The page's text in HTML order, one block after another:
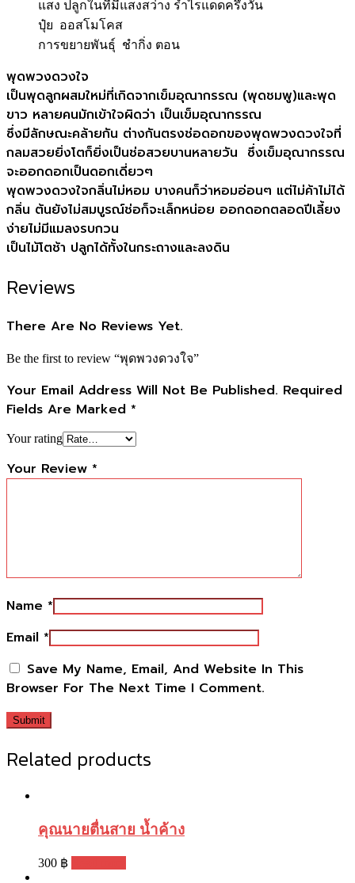
แสง ปลูกในที่มีแสงสว่าง รำไรแดดครึ่งวัน
ปุ๋ย ออสโมโคส
การขยายพันธุ์ ชำกิ่ง ตอน
พุดพวงดวงใจ
เป็นพุดลูกผสมใหม่ที่เกิดจากเข็มอุณากรรณ (พุดชมพู)​และพุด
ขาว หลายคนมักเข้าใจผิดว่า เป็นเข็มอุณากรรณ
ซึ่งมีลักษณะคล้ายกัน ต่างกันตรงช่อดอกของพุดพวงดวงใจที่
กลมสวยยิ่งโตก็ยิ่งเป็นช่อสวยบานหลายวัน ซึ่งเข็มอุณากรรณ
จะออกดอกเป็นดอกเดี่ยวๆ
พุดพวงดวงใจกลิ่นไม่หอม บางคนก็ว่าหอมอ่อนๆ แต่ไม่ค้าไม่ได้
กลิ่น ต้นยังไม่สมบูรณ์ช่อก็จะเล็กหน่อย ออกดอกตลอดปีเลี้ยง
ง่ายไม่มีแมลงรบกวน
เป็นไม้โตช้า ปลูกได้ทั้งในกระถางและลงดิน
Reviews
There Are No Reviews Yet.
Be the first to review “พุดพวงดวงใจ”
Your Email Address Will Not Be Published. Required
Fields Are Marked *
Your rating
Your Review *
Name *
Email *
Save My Name, Email, And Website In This
Browser For The Next Time I Comment.
Related products
คุณนายตื่นสาย น้ำค้าง
300 ฿